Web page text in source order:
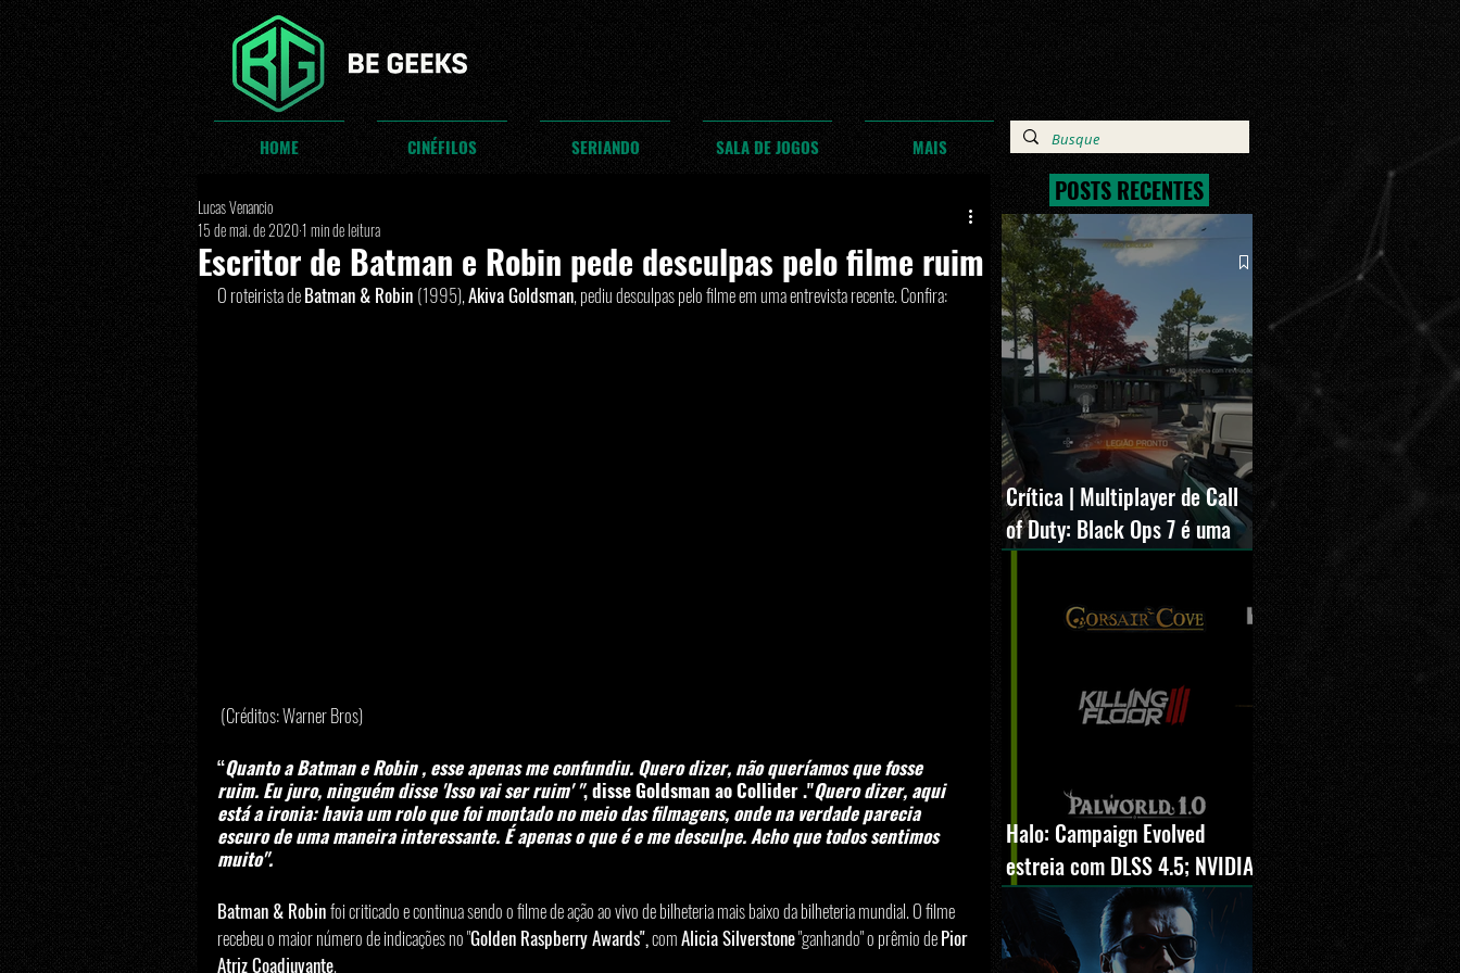
HOME CINÉFILOS SERIANDO SALA DE JOGOS MAIS
Escritor de Batman e Robin pede desculpas pelo filme ruim
Lucas Venancio
15 de mai. de 20201 min de leitura
O roteirista de Batman & Robin (1995), Akiva Goldsman, pediu desculpas pelo filme em uma entrevista recente. Confira:
(Créditos: Warner Bros)
“Quanto a Batman e Robin , esse apenas me confundiu. Quero dizer, não queríamos que fosse
ruim. Eu juro, ninguém disse 'Isso vai ser ruim' ", disse Goldsman ao Collider ."Quero dizer, aqui
está a ironia: havia um rolo que foi montado no meio das filmagens, onde na verdade parecia
escuro de uma maneira interessante. É apenas o que é e me desculpe. Acho que todos sentimos
muito".
Batman & Robin foi criticado e continua sendo o filme de ação ao vivo de bilheteria mais baixo da bilheteria mundial. O filme
recebeu o maior número de indicações no "Golden Raspberry Awards", com Alicia Silverstone "ganhando" o prêmio de Pior
Atriz Coadjuvante.
POSTS RECENTES
Crítica | Multiplayer de Call
of Duty: Black Ops 7 é uma
experiência positiva,
Halo: Campaign Evolved
estreia com DLSS 4.5; NVIDIA
lança novo GeForce Game
Ready Driver para grandes
lançamentos